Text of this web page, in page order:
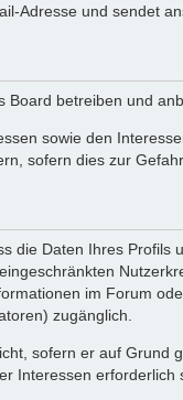
Adresse und sendet
betreiben und
sowie den
sofern dies zur
die Daten Ihres Profils
im Forum
zugänglich.
sofern er auf Grund
Interessen erforderlich